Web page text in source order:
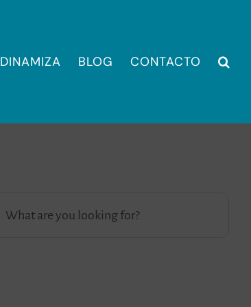
DINAMIZA BLOG CONTACTO